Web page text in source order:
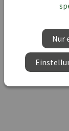
Leider sind
Kategorie
Nur